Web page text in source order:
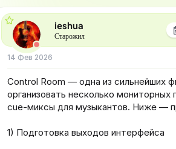
м
ы
а
ieshua
Старожил
14 Фев 2026
Control Room — одна из сильнейших
организовать несколько
cue‑миксы для музыкантов. Ниже —
1) Подготовка выходов интерфейса